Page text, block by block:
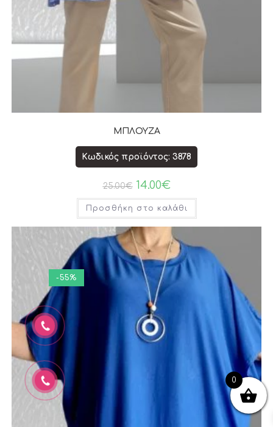
ΜΠΛΟΥΖΑ
Κωδικός προϊόντος: 3878
25.00€ 14.00€
Προσθήκη στο καλάθι
-55%
0